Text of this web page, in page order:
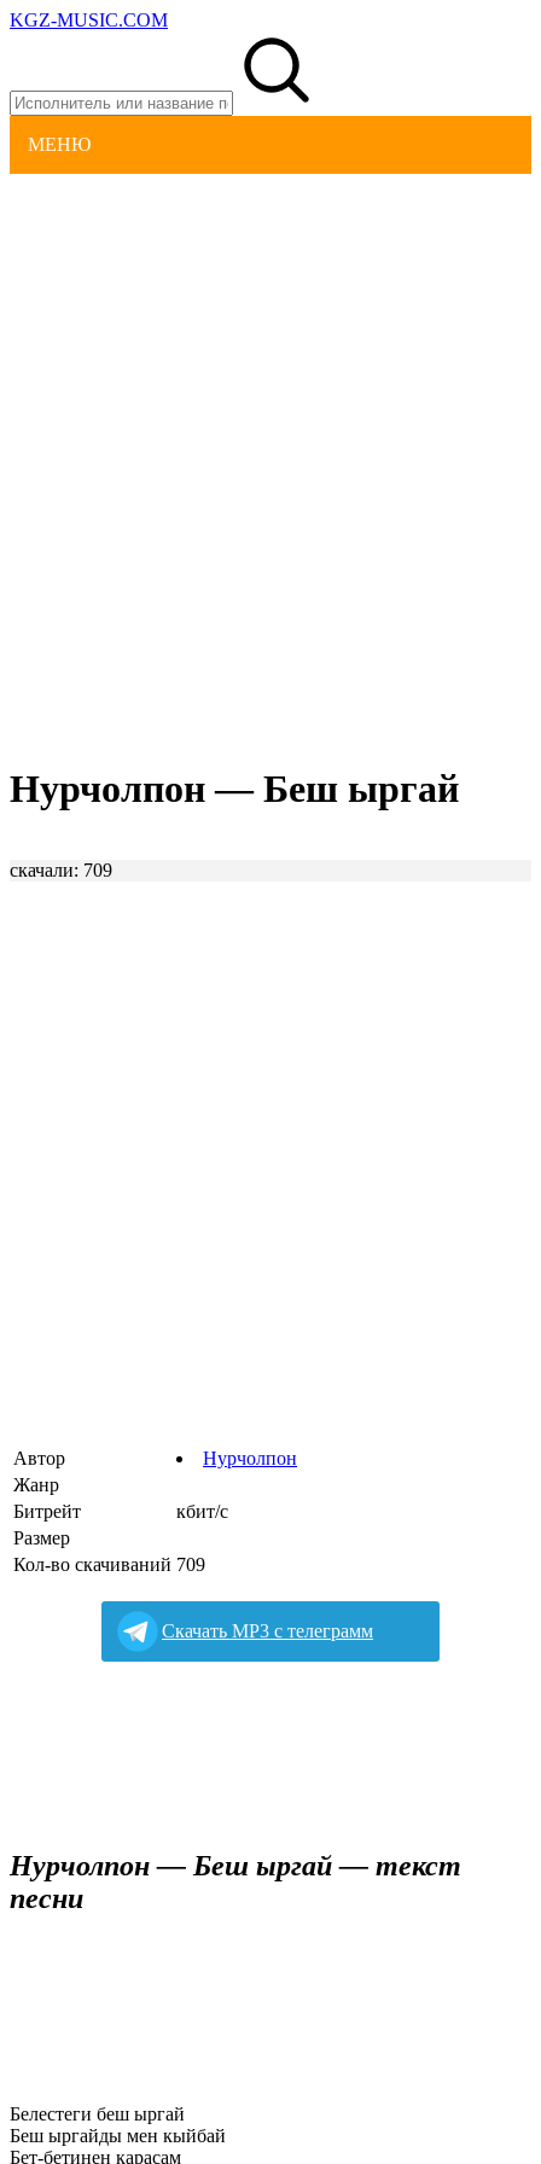
KGZ-MUSIC.COM
МЕНЮ
Нурчолпон — Беш ыргай
скачали: 709
Автор
Нурчолпон
Жанр
Битрейт
кбит/с
Размер
Кол-во скачиваний 709
Cкачать MP3 с телеграмм
Нурчолпон — Беш ыргай — текст
песни
Белестеги беш ыргай
Беш ыргайды мен кыйбай
Бет-бетинен карасам